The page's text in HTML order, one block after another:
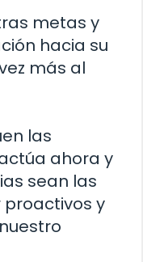
metas y
hacia su
más al
las
ahora y
sean las
proactivos y